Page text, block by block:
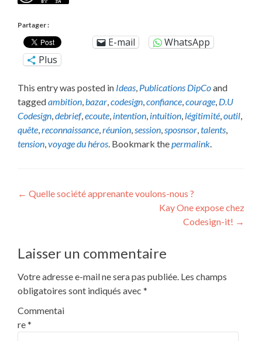
Partager :
E-mail
WhatsApp
Plus
This entry was posted in Ideas, Publications DipCoand
taggedambition,bazar,codesign,confiance,courage, D.U
Codesign,debrief,ecoute, intention, intuition, légitimité,outil,
quête,reconnaissance,réunion,session,sposnsor,talents,
tension,voyage du héros. Bookmark thepermalink.
Post
← Quelle société apprenante voulons-nous ?
Kay One expose chez
Codesign-it! →
Laisser un commentaire
Votre adresse e-mail ne sera pas publiée. Les champs
obligatoires sont indiqués avec *
Commentai
re*